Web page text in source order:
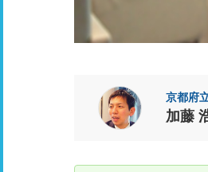
京都府
加藤